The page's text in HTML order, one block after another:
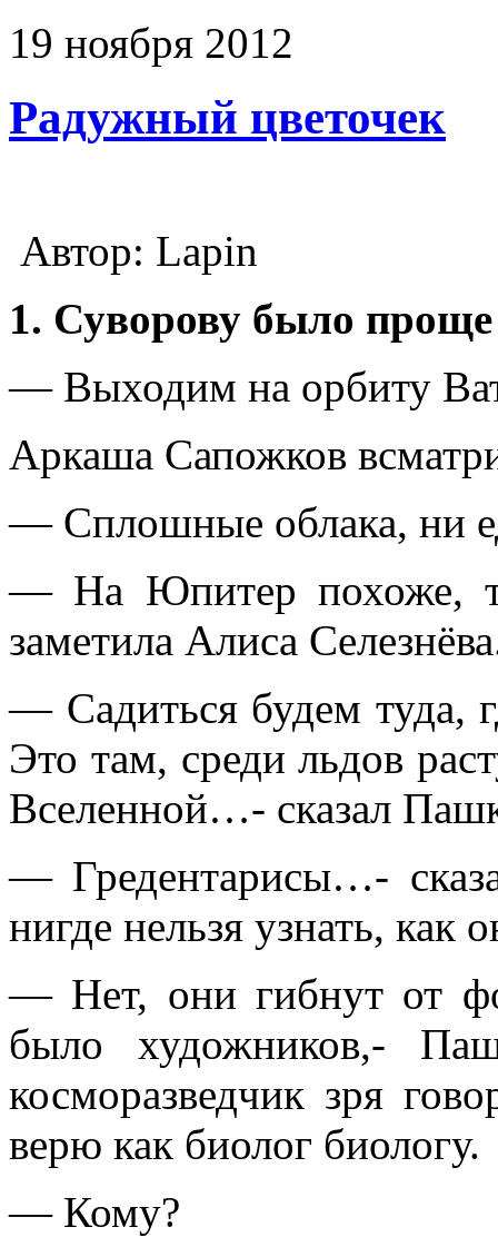
19 ноября 2012
Радужный цветочек
Автор: Lapin
1. Суворову было проще
— Выходим на орбиту
Аркаша Сапожков
— Сплошные облака, ни
— На Юпитер похоже,
заметила Алиса
— Садиться будем туда,
Это там, среди льдов
Вселенной…- сказал
— Гредентарисы…-
нигде нельзя узнать, как
— Нет, они гибнут от
было художников,-
косморазведчик зря
верю как биолог биологу.
— Кому?